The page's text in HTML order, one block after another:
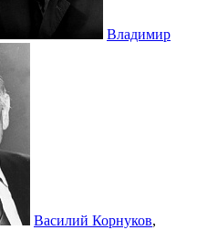
Владимир
Василий Корнуков,